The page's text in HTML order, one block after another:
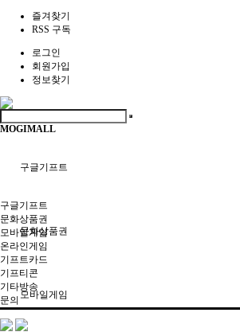
즐겨찾기
RSS 구독
로그인
회원가입
정보찾기
MOGIMALL
구글기프트
문화상품권
모바일게임
구글기프트
문화상품권
모바일게임
온라인게임
기프트카드
기프티콘
기타방송
문의